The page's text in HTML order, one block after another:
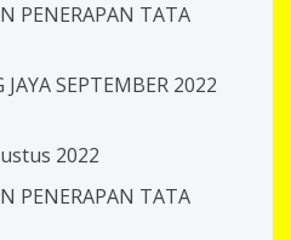
PENERAPAN TATA
SEPTEMBER 2022
2022
PENERAPAN TATA